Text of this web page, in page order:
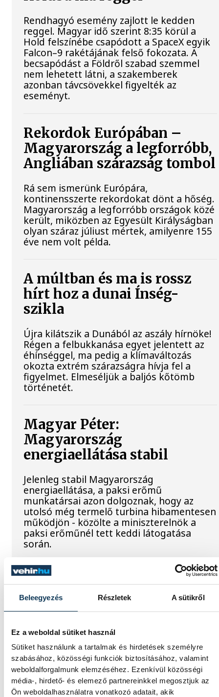
Beleegyezés Részletek A sütikről
Ez a weboldal sütiket használ
Sütiket használunk a tartalmak és hirdetések személyre
szabásához, közösségi funkciók biztosításához, valamint
weboldalforgalmunk elemzéséhez. Ezenkívül közösségi
média-, hirdető- és elemező partnereinkkel megosztjuk az
Ön weboldalhasználatra vonatkozó adatait, akik
Rendhagyó esemény zajlott le kedden
reggel. Magyar idő szerint 8:35 körül a
Hold felszínébe csapódott a SpaceX egyik
Falcon–9 rakétájának felső fokozata. A
becsapódást a Földről szabad szemmel
nem lehetett látni, a szakemberek
azonban távcsövekkel figyelték az
eseményt.
Rekordok Európában –
Magyarország a legforróbb,
Angliában szárazság tombol
Rá sem ismerünk Európára,
kontinensszerte rekordokat dönt a hőség.
Magyarország a legforróbb országok közé
került, miközben az Egyesült Királyságban
olyan száraz júliust mértek, amilyenre 155
éve nem volt példa.
A múltban és ma is rossz
hírt hoz a dunai Ínség-
szikla
Újra kilátszik a Dunából az aszály hírnöke!
Régen a felbukkanása egyet jelentett az
éhínséggel, ma pedig a klímaváltozás
okozta extrém szárazságra hívja fel a
figyelmet. Elmeséljük a baljós kőtömb
történetét.
Magyar Péter:
Magyarország
energiaellátása stabil
Jelenleg stabil Magyarország
energiaellátása, a paksi erőmű
munkatársai azon dolgoznak, hogy az
utolsó még termelő turbina hibamentesen
működjön - közölte a miniszterelnök a
paksi erőműnél tett keddi látogatása
során.
Játék közben fedezik fel a
tudomány világát a
veszprémi gyerekek
Látványos kísérletek, kreatív feladatok és
sok-sok élmény várja a gyerekeket a
veszprémi Tinker Labsben. Videónkban
Balassa Marietta, a központ vezetője
mutatja be, hogyan teszik izgalmassá a
természettudományok megismerését.